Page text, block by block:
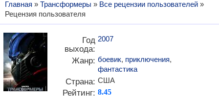
Главная » Трансформеры » Все рецензии пользователей »
Рецензия пользователя
Год
выхода:
2007
Жанр: боевик, приключения,
фантастика
Страна: США
Рейтинг: 8.45